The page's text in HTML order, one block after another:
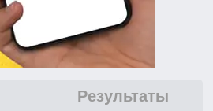
Результаты